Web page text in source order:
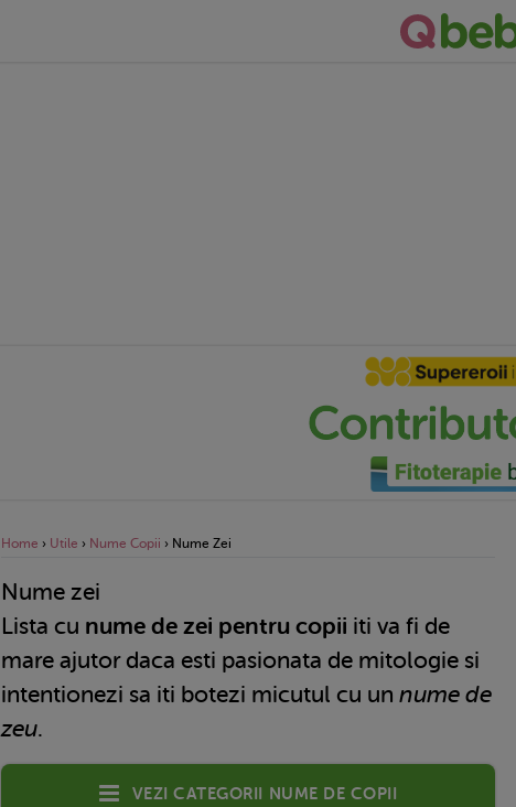
Home › Utile › Nume Copii › Nume Zei
Nume zei
Lista cu nume de zei pentru copii iti va fi de
mare ajutor daca esti pasionata de mitologie si
intentionezi sa iti botezi micutul cu un nume de
zeu.
Vezi categorii nume de copii